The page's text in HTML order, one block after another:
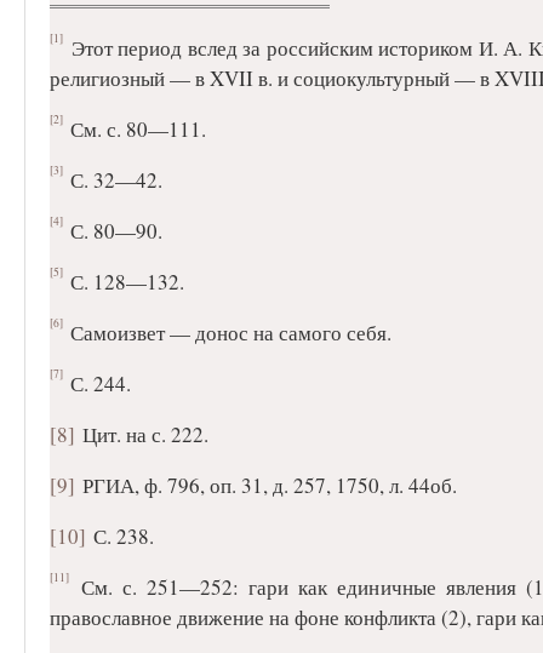
[1]
Этот период вслед за российским историком И. А.
религиозный — в XVII в. и социокультурный — в
[2] См. с. 80—111.
[3] С. 32—42.
[4] С. 80—90.
[5] С. 128—132.
[6] Самоизвет — донос на самого себя.
[7] С. 244.
[8] Цит. на с. 222.
[9] РГИА, ф. 796, оп. 31, д. 257, 1750, л. 44об.
[10] С. 238.
[11]
См. с. 251—252: гари как единичные явления
православное движение на фоне конфликта (2), гари